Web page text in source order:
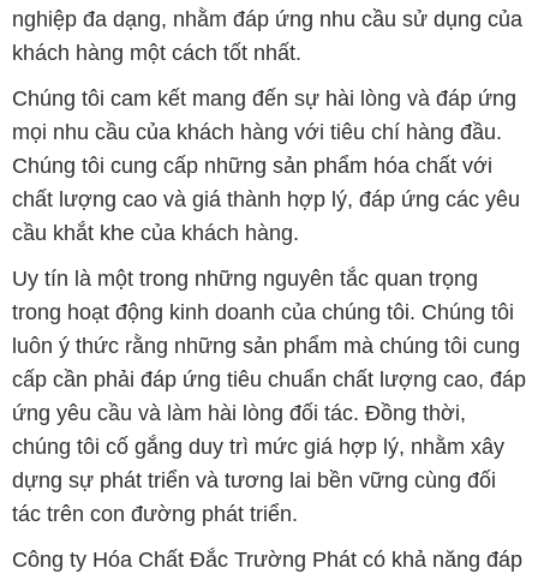
nghiệp đa dạng, nhằm đáp ứng nhu cầu sử dụng của
khách hàng một cách tốt nhất.
Chúng tôi cam kết mang đến sự hài lòng và đáp ứng
mọi nhu cầu của khách hàng với tiêu chí hàng đầu.
Chúng tôi cung cấp những sản phẩm hóa chất với
chất lượng cao và giá thành hợp lý, đáp ứng các yêu
cầu khắt khe của khách hàng.
Uy tín là một trong những nguyên tắc quan trọng
trong hoạt động kinh doanh của chúng tôi. Chúng tôi
luôn ý thức rằng những sản phẩm mà chúng tôi cung
cấp cần phải đáp ứng tiêu chuẩn chất lượng cao, đáp
ứng yêu cầu và làm hài lòng đối tác. Đồng thời,
chúng tôi cố gắng duy trì mức giá hợp lý, nhằm xây
dựng sự phát triển và tương lai bền vững cùng đối
tác trên con đường phát triển.
Công ty Hóa Chất Đắc Trường Phát có khả năng đáp